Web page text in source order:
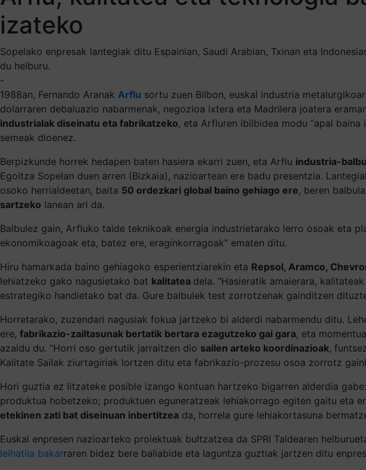
izateko
Sopelako enpresak lantegiak ditu Espainian, Saudi Arabian, Txinan eta
du helburu.
-
1988an, Fernando Aranak Arflu sortu zuen Bilbon, euskal industria
dolarraren debaluazio nabarmenak, negozioa ixtera eta Madrilera joatera
industrialak diseinatu eta fabrikatzeko, eta Arfluren ibilbidea modu “apal
semeak dioenez.
Berpizkunde horrek hedapen baten hasiera ekarri zuen, eta Arflu industria-
Egoitza Sopelan duen arren (Bizkaia), nazioartean ere badu presentzia.
osoko herrialdeetan, baita 50 ordezkari global baino gehiago ere, beren
sartzeko lanean ari da.
Balbulez gain, Arfluko talde teknikoak energia industrietarako lerro osoak eta
ekonomikoagoak eta, batez ere, eraginkorragoak” ematen ditu.
Hiru hamarkada baino gehiagoko esperientziarekin eta Repsol, Aramco,
lehiatzeko gako nagusietako bat kalitatea dela. “Hasieratik amaierara,
estrategiko handietako bat da. Gure balbulek test zorrotzenak gainditzen
Horretarako, zuzendari nagusiak fokua jartzeko bi alderdi nabarmendu ditu.
ere, fabrikazio-zailtasunak bertatik bertara ezagutzeko gai gara, eta
azaldu du. “Horri oso gertutik jarraitzen dio sailen arteko koordinazioak,
Kalitate Sailak ziurtagiriak lortzen ditu eta fabrikazio-prozesu osoa zorrotz
Hori guztia ez litzateke posible izango kontuan hartzeko bigarren alderdia gabe:
produktua hobetzeko; produktuen eguneratzeak lehiakorrago egiten gaitu eta
etekinen zati bat diseinuan inbertitzea da, horrela gure lehiakortasuna
Euskal enpresen nazioarteko proiektuak bultzatzea da SPRI Taldearen
leihatila bakarraren bidez bere baliabide eta laguntza guztiak jartzen ditu